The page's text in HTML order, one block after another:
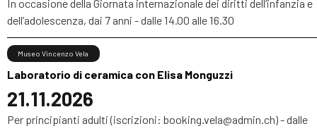
In occasione della Giornata internazionale dei diritti dell’infanzia e
dell’adolescenza, dai 7 anni - dalle 14.00 alle 16.30
Laboratorio di ceramica con Elisa Monguzzi
21.11.2026
Museo Vincenzo Vela
Per principianti adulti (iscrizioni: booking.vela@admin.ch) - dalle